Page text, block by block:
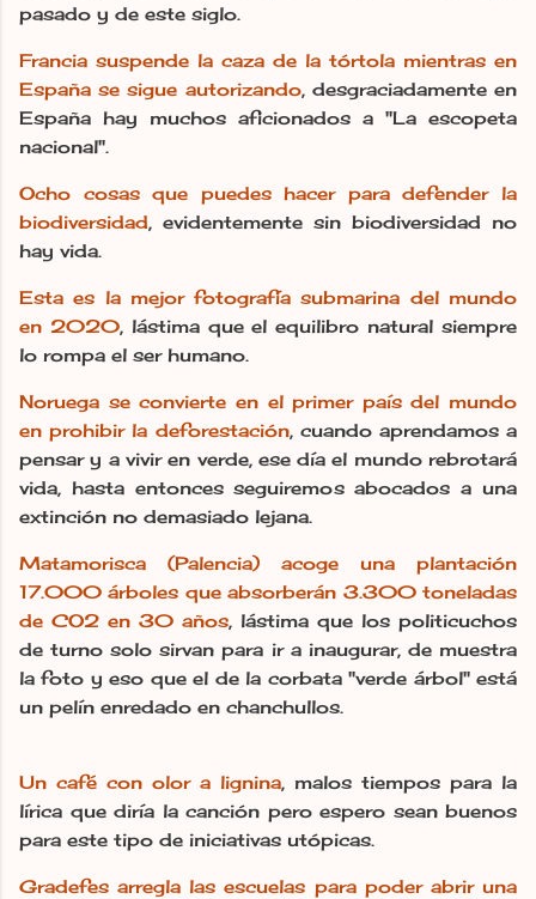
pasado y de este siglo.
Francia suspende la caza de la tórtola mientras en
España se sigue autorizando, desgraciadamente en
España hay muchos aficionados a "La escopeta
nacional".
Ocho cosas que puedes hacer para defender la
biodiversidad, evidentemente sin biodiversidad no
hay vida.
Esta es la mejor fotografía submarina del mundo
en 2020, lástima que el equilibro natural siempre
lo rompa el ser humano.
Noruega se convierte en el primer país del mundo
en prohibir la deforestación, cuando aprendamos a
pensar y a vivir en verde, ese día el mundo rebrotará
vida, hasta entonces seguiremos abocados a una
extinción no demasiado lejana.
Matamorisca (Palencia) acoge una plantación
17.000 árboles que absorberán 3.300 toneladas
de CO2 en 30 años, lástima que los politicuchos
de turno solo sirvan para ir a inaugurar, de muestra
la foto y eso que el de la corbata "verde árbol" está
un pelín enredado en chanchullos.
Un café con olor a lignina, malos tiempos para la
lírica que diría la canción pero espero sean buenos
para este tipo de iniciativas utópicas.
Gradefes arregla las escuelas para poder abrir una